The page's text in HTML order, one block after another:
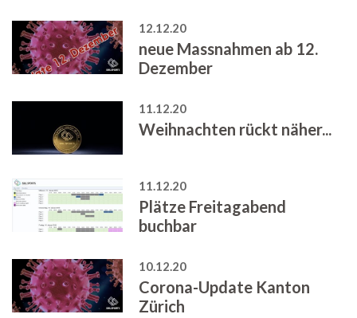
12.12.20
neue Massnahmen ab 12.
Dezember
11.12.20
Weihnachten rückt näher...
11.12.20
Plätze Freitagabend
buchbar
10.12.20
Corona-Update Kanton
Zürich